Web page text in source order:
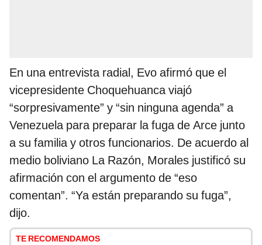
En una entrevista radial, Evo afirmó que el
vicepresidente Choquehuanca viajó
“sorpresivamente” y “sin ninguna agenda” a
Venezuela para preparar la fuga de Arce junto
a su familia y otros funcionarios. De acuerdo al
medio boliviano La Razón, Morales justificó su
afirmación con el argumento de “eso
comentan”. “Ya están preparando su fuga”,
dijo.
TE RECOMENDAMOS